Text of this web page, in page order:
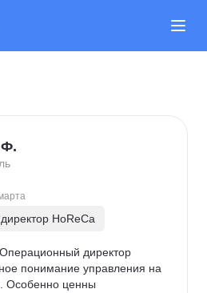
Ф.
HoReCa
директор
понимание управления на
Особенно ценны